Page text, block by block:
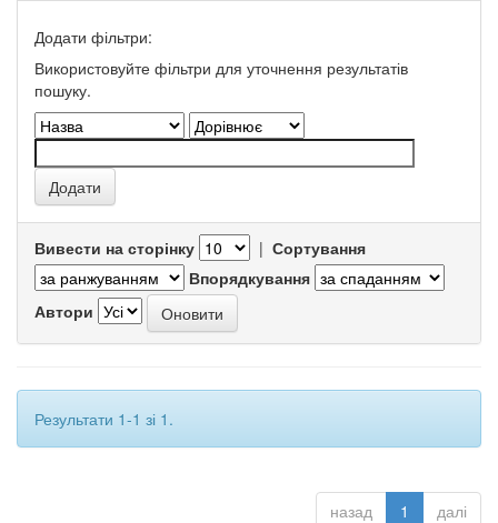
Додати фільтри:
Використовуйте фільтри для уточнення результатів
пошуку.
Вивести на сторінку | Сортування
Впорядкування
Автори
Результати 1-1 зі 1.
назад 1 далі